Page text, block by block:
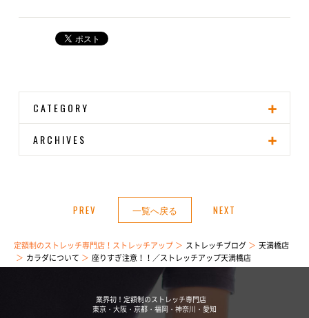
CATEGORY
ARCHIVES
PREV 一覧へ戻る NEXT
定額制のストレッチ専門店！ストレッチアップ ストレッチブログ
天満橋店
カラダについて
座りすぎ注意！！／ストレッチアップ天満橋店
業界初！定額制のストレッチ専門店
東京・大阪・京都・福岡・神奈川・愛知